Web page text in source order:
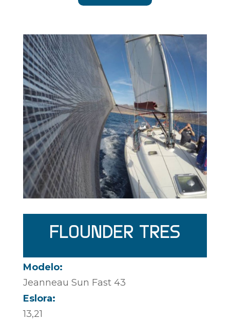
FLOUNDER TRES
Modelo:
Jeanneau Sun Fast 43
Eslora:
13,21